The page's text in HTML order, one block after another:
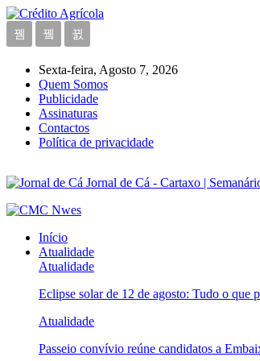
Sexta-feira, Agosto 7, 2026
Quem Somos
Publicidade
Assinaturas
Contactos
Política de privacidade
Jornal de Cá - Cartaxo |
Início
Atualidade
Atualidade
Eclipse solar de 12 de agosto: Tudo o que
Atualidade
Passeio convívio reúne candidatos a